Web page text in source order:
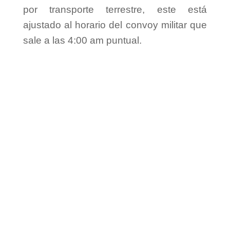
por transporte terrestre, este está
ajustado al horario del convoy militar que
sale a las 4:00 am puntual.